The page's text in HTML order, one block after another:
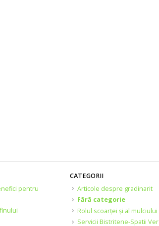
pentru
CATEGORII
Articole despre gradinarit
Fără categorie
Rolul scoarței și al
Servicii Bistritene-Spatii